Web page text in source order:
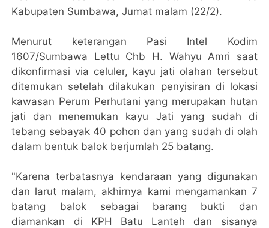
Kabupaten Sumbawa, Jumat malam (22/2).
Menurut keterangan Pasi Intel Kodim
1607/Sumbawa Lettu Chb H. Wahyu Amri saat
dikonfirmasi via celuler, kayu jati olahan tersebut
ditemukan setelah dilakukan penyisiran di lokasi
kawasan Perum Perhutani yang merupakan hutan
jati dan menemukan kayu Jati yang sudah di
tebang sebayak 40 pohon dan yang sudah di olah
dalam bentuk balok berjumlah 25 batang.
"Karena terbatasnya kendaraan yang digunakan
dan larut malam, akhirnya kami mengamankan 7
batang balok sebagai barang bukti dan
diamankan di KPH Batu Lanteh dan sisanya